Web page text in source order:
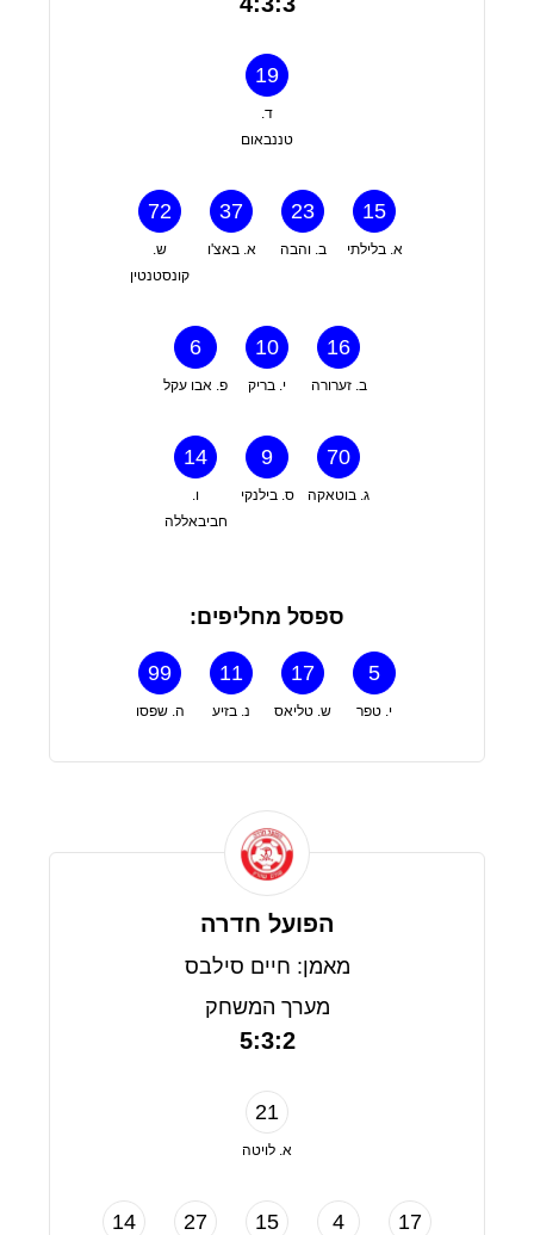
19
ד.
טננבאום
72
ש.
קונסטנטין
37
א. באצ'ו
23
ב. והבה
15
א. בלילתי
6
פ. אבו עקל
10
י. בריק
16
ב. זערורה
14
ו.
חביבאללה
9
ס. בילנקי
70
ג. בוטאקה
ספסל מחליפים:
99
ה. שפסו
11
נ. בזיע
17
ש. טליאס
5
י. טפר
הפועל חדרה
מאמן: חיים סילבס
מערך המשחק
5:3:2
21
א. לויטה
14 27 15 4 17